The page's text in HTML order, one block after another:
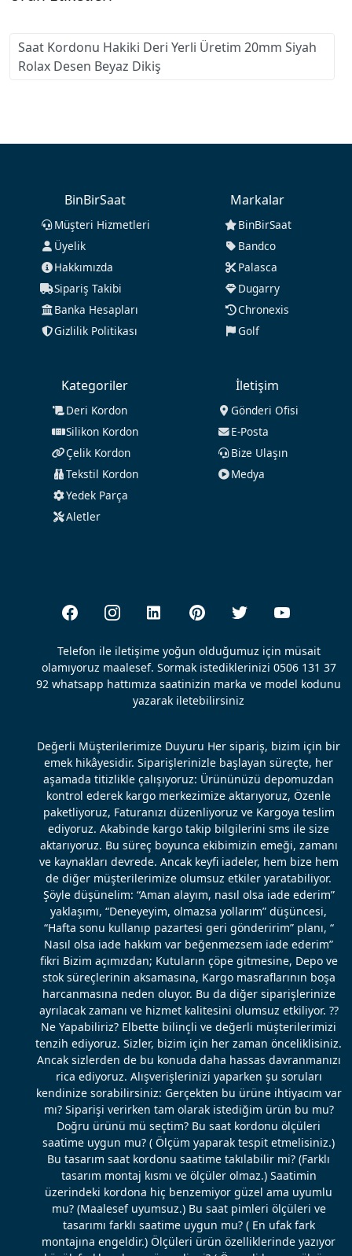
Saat Kordonu Hakiki Deri Yerli Üretim 20mm Siyah
Rolax Desen Beyaz Dikiş
BinBirSaat
Müşteri Hizmetleri
Üyelik
Hakkımızda
Sipariş Takibi
Banka Hesapları
Gizlilik Politikası
Markalar
BinBirSaat
Bandco
Palasca
Dugarry
Chronexis
Golf
Kategoriler
Deri Kordon
Silikon Kordon
Çelik Kordon
Tekstil Kordon
Yedek Parça
Aletler
İletişim
Gönderi Ofisi
E-Posta
Bize Ulaşın
Medya
Telefon ile iletişime yoğun olduğumuz için müsait
olamıyoruz maalesef. Sormak istediklerinizi 0506 131 37
92 whatsapp hattımıza saatinizin marka ve model kodunu
yazarak iletebilirsiniz
Değerli Müşterilerimize Duyuru Her sipariş, bizim için bir
emek hikâyesidir. Siparişlerinizle başlayan süreçte, her
aşamada titizlikle çalışıyoruz: Ürününüzü depomuzdan
kontrol ederek kargo merkezimize aktarıyoruz, Özenle
paketliyoruz, Faturanızı düzenliyoruz ve Kargoya teslim
ediyoruz. Akabinde kargo takip bilgilerini sms ile size
aktarıyoruz. Bu süreç boyunca ekibimizin emeği, zamanı
ve kaynakları devrede. Ancak keyfi iadeler, hem bize hem
de diğer müşterilerimize olumsuz etkiler yaratabiliyor.
Şöyle düşünelim: “Aman alayım, nasıl olsa iade ederim”
yaklaşımı, “Deneyeyim, olmazsa yollarım” düşüncesi,
“Hafta sonu kullanıp pazartesi geri gönderirim” planı, “
Nasıl olsa iade hakkım var beğenmezsem iade ederim”
fikri Bizim açımızdan; Kutuların çöpe gitmesine, Depo ve
stok süreçlerinin aksamasına, Kargo masraflarının boşa
harcanmasına neden oluyor. Bu da diğer siparişlerinize
ayrılacak zamanı ve hizmet kalitesini olumsuz etkiliyor. ??
Ne Yapabiliriz? Elbette bilinçli ve değerli müşterilerimizi
tenzih ediyoruz. Sizler, bizim için her zaman önceliklisiniz.
Ancak sizlerden de bu konuda daha hassas davranmanızı
rica ediyoruz. Alışverişlerinizi yaparken şu soruları
kendinize sorabilirsiniz: Gerçekten bu ürüne ihtiyacım var
mı? Siparişi verirken tam olarak istediğim ürün bu mu?
Doğru ürünü mü seçtim? Bu saat kordonu ölçüleri
saatime uygun mu? ( Ölçüm yaparak tespit etmelisiniz.)
Bu tasarım saat kordonu saatime takılabilir mi? (Farklı
tasarım montaj kısmı ve ölçüler olmaz.) Saatimin
üzerindeki kordona hiç benzemiyor güzel ama uyumlu
mu? (Maalesef uyumsuz.) Bu saat pimleri ölçüleri ve
tasarımı farklı saatime uygun mu? ( En ufak fark
montajına engeldir.) Ölçüleri ürün özelliklerinde yazıyor